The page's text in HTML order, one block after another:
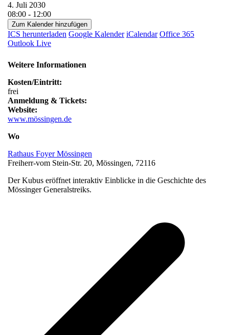
4. Juli 2030
08:00 - 12:00
Zum Kalender hinzufügen
ICS herunterladen Google Kalender iCalendar Office 365
Outlook Live
Weitere Informationen
Kosten/Eintritt:
frei
Anmeldung & Tickets:
Website:
www.mössingen.de
Wo
Rathaus Foyer Mössingen
Freiherr-vom Stein-Str. 20, Mössingen, 72116
Der Kubus eröffnet interaktiv Einblicke in die Geschichte des
Mössinger Generalstreiks.